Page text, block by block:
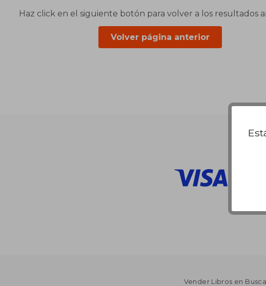
Haz click en el siguiente botón para volver a los resultados
Volver página anterior
Vender Libros en